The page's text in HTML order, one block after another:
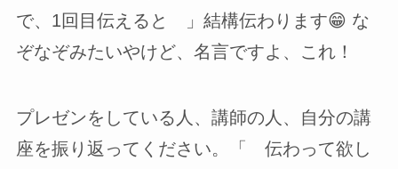
で、1回目伝えると 」結構伝わります😁 な
ぞなぞみたいやけど、名言ですよ、これ！
プレゼンをしている人、講師の人、自分の講
座を振り返ってください。「 伝わって欲し